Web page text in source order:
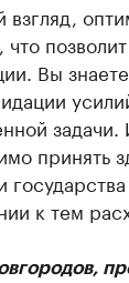
что
Вы
принять
к тем